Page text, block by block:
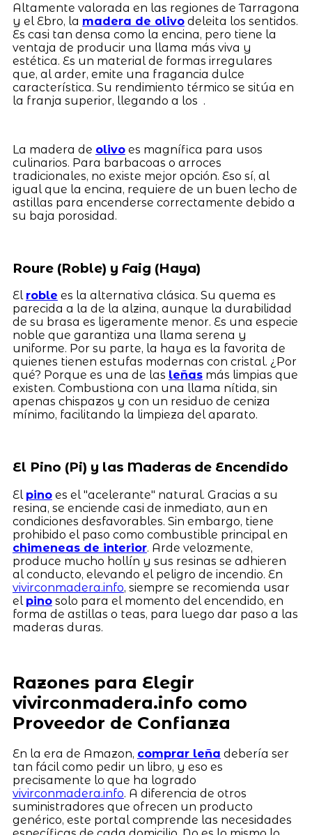
Altamente valorada en las regiones de Tarragona
y el Ebro, la madera de olivodeleita los sentidos.
Es casi tan densa como la encina, pero tiene la
ventaja de producir una llama más viva y
estética. Es un material de formas irregulares
que, al arder, emite una fragancia dulce
característica. Su rendimiento térmico se sitúa en
la franja superior, llegando a los .
La madera de olivoes magnífica para usos
culinarios. Para barbacoas o arroces
tradicionales, no existe mejor opción. Eso sí, al
igual que la encina, requiere de un buen lecho de
astillas para encenderse correctamente debido a
su baja porosidad.
Roure (Roble) y Faig (Haya)
El roble es la alternativa clásica. Su quema es
parecida a la de la alzina, aunque la durabilidad
de su brasa es ligeramente menor. Es una especie
noble que garantiza una llama serena y
uniforme. Por su parte, la haya es la favorita de
quienes tienen estufas modernas con cristal. ¿Por
qué? Porque es una de las leñasmás limpias que
existen. Combustiona con una llama nítida, sin
apenas chispazos y con un residuo de ceniza
mínimo, facilitando la limpieza del aparato.
El Pino (Pi) y las Maderas de Encendido
El pinoes el "acelerante" natural. Gracias a su
resina, se enciende casi de inmediato, aun en
condiciones desfavorables. Sin embargo, tiene
prohibido el paso como combustible principal en
chimeneas de interior. Arde velozmente,
produce mucho hollín y sus resinas se adhieren
al conducto, elevando el peligro de incendio. En
vivirconmadera.info, siempre se recomienda usar
el pinosolo para el momento del encendido, en
forma de astillas o teas, para luego dar paso a las
maderas duras.
Razones para Elegir
vivirconmadera.info como
Proveedor de Confianza
En la era de Amazon, comprar leña debería ser
tan fácil como pedir un libro, y eso es
precisamente lo que ha logrado
vivirconmadera.info. A diferencia de otros
suministradores que ofrecen un producto
genérico, este portal comprende las necesidades